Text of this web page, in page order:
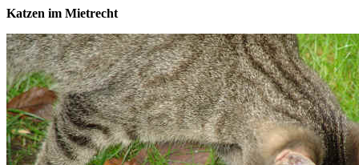
Katzen im Mietrecht